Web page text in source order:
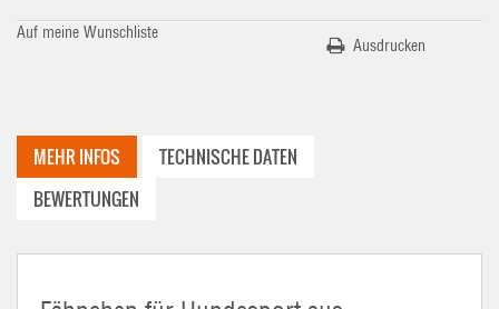
Auf meine Wunschliste
Ausdrucken
MEHR INFOS
TECHNISCHE DATEN
BEWERTUNGEN